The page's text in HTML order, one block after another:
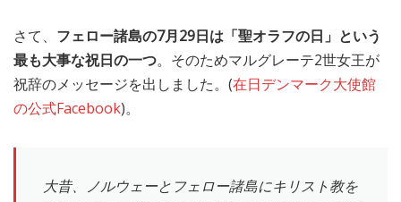
さて、 フェロー諸島の7月29日は「聖オラフの日」という
最も大事な祝日の一つ。そのためマルグレーテ2世女王が
祝辞のメッセージを出しました。(在日デンマーク大使館
の公式Facebook)。
大昔、ノルウェーとフェロー諸島にキリスト教を